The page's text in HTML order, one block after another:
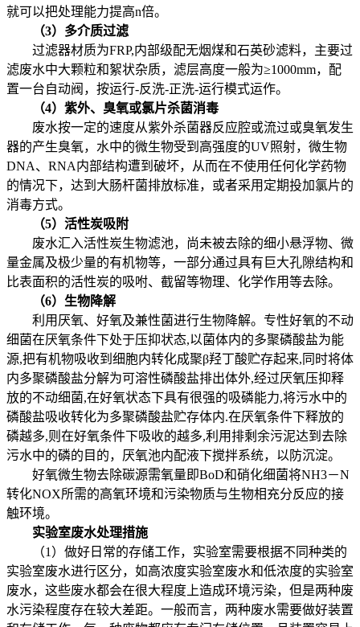
就可以把处理能力提高n倍。
（3）多介质过滤
过滤器材质为FRP,内部级配无烟煤和石英砂滤料，主要过
滤废水中大颗粒和絮状杂质，滤层高度一般为≥1000mm，配
置一台自动阀，按运行-反洗-正洗-运行模式运作。
（4）紫外、臭氧或氯片杀菌消毒
废水按一定的速度从紫外杀菌器反应腔或流过或臭氧发生
器的产生臭氧，水中的微生物受到高强度的UV照射，微生物
DNA、RNA内部结构遭到破坏，从而在不使用任何化学药物
的情况下，达到大肠杆菌排放标准，或者采用定期投加氯片的
消毒方式。
（5）活性炭吸附
废水汇入活性炭生物滤池，尚未被去除的细小悬浮物、微
量金属及极少量的有机物等，一部分通过具有巨大孔隙结构和
比表面积的活性炭的吸咐、截留等物理、化学作用等去除。
（6）生物降解
利用厌氧、好氧及兼性菌进行生物降解。专性好氧的不动
细菌在厌氧条件下处于压抑状态,以菌体内的多聚磷酸盐为能
源,把有机物吸收到细胞内转化成聚β羟丁酸贮存起来,同时将体
内多聚磷酸盐分解为可溶性磷酸盐排出体外,经过厌氧压抑释
放的不动细菌,在好氧状态下具有很强的吸磷能力,将污水中的
磷酸盐吸收转化为多聚磷酸盐贮存体内.在厌氧条件下释放的
磷越多,则在好氧条件下吸收的越多,利用排剩余污泥达到去除
污水中的磷的目的，厌氧池内配液下搅拌系统，以防沉淀。
好氧微生物去除碳源需氧量即BoD和硝化细菌将NH3－N
转化NOX所需的高氧环境和污染物质与生物相充分反应的接
触环境。
实验室废水处理措施
（1）做好日常的存储工作，实验室需要根据不同种类的
实验室废水进行区分，如高浓度实验室废水和低浓度的实验室
废水，这些废水都会在很大程度上造成环境污染，但是两种废
水污染程度存在较大差距。一般而言，两种废水需要做好装置